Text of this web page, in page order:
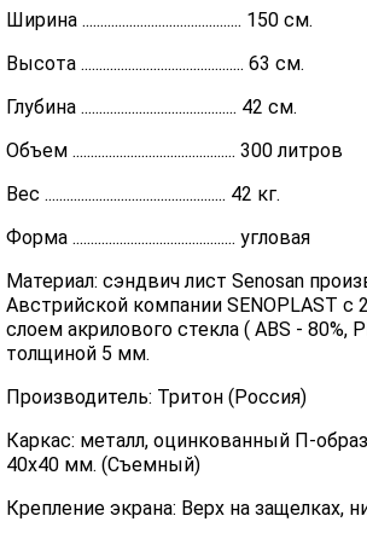
Ширина ............................................ 150 см.
Высота ............................................. 63 см.
Глубина ........................................... 42 см.
Объем ............................................. 300 литров
Вес .................................................. 42 кг.
Форма ............................................. угловая
Материал: сэндвич лист Senosan
Австрийской компании SENOPLAST c
слоем акрилового стекла ( ABS - 80%,
толщиной 5 мм.
Производитель: Тритон (Россия)
Каркас: металл, оцинкованный П-
40х40 мм. (Съемный)
Крепление экрана: Верх на защелках,